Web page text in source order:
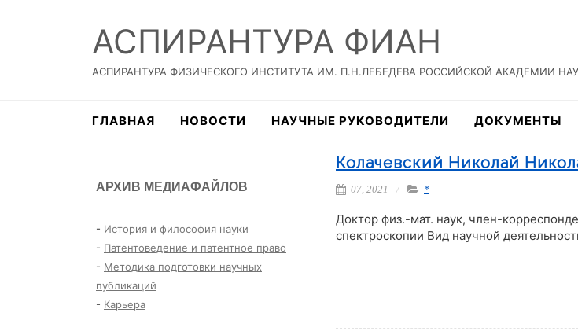
АСПИРАНТУРА ФИАН
АСПИРАНТУРА ФИЗИЧЕСКОГО ИНСТИТУТА ИМ. П.Н.ЛЕБЕДЕВА РОССИЙСКОЙ АКАДЕМИИ
ГЛАВНАЯ НОВОСТИ НАУЧНЫЕ РУКОВОДИТЕЛИ ДОКУМЕНТЫ
Колачевский Николай
07, 2021 *
Доктор физ.-мат. наук, член-
спектроскопии Вид научной
АРХИВ МЕДИАФАЙЛОВ
- История и философия науки
- Патентоведение и патентное право
- Методика подготовки научных
публикаций
- Карьера